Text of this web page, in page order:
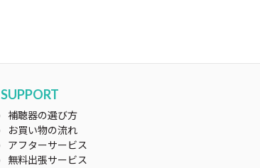
SUPPORT
補聴器の選び方
お買い物の流れ
アフターサービス
無料出張サービス